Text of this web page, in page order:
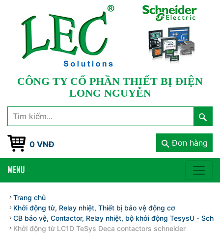
CÔNG TY CỔ PHẦN THIẾT BỊ ĐIỆN
LONG NGUYỄN
0 VNĐ Đơn hàng
MENU
Trang chủ
Khởi động từ, Relay nhiệt, Thiết bị bảo vệ động cơ
CB bảo vệ, Contactor, Relay nhiệt, bộ khởi động TesysU -
Khởi động từ LC1D TeSys Deca contactors schneider